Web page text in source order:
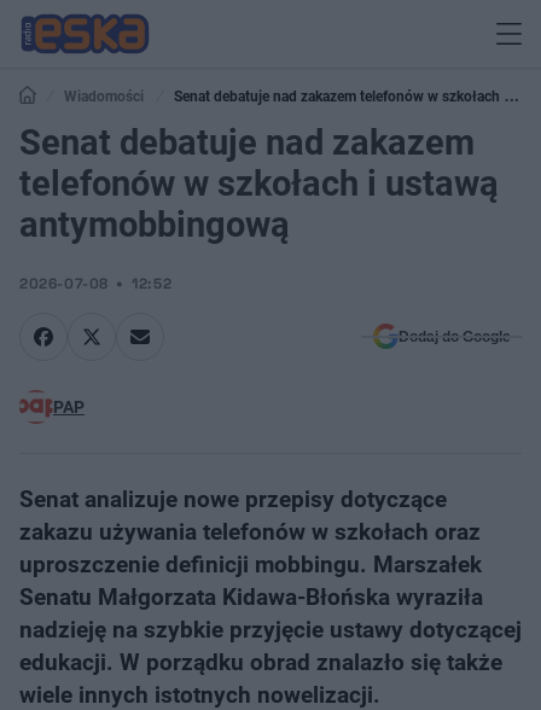
Wiadomości
Senat debatuje nad zakazem telefonów w szkołach i
ustawą antymobbingową
Senat debatuje nad zakazem
telefonów w szkołach i ustawą
antymobbingową
2026-07-08 12:52
Dodaj do Google
PAP
Senat analizuje nowe przepisy dotyczące
zakazu używania telefonów w szkołach oraz
uproszczenie definicji mobbingu. Marszałek
Senatu Małgorzata Kidawa-Błońska wyraziła
nadzieję na szybkie przyjęcie ustawy dotyczącej
edukacji. W porządku obrad znalazło się także
wiele innych istotnych nowelizacji.